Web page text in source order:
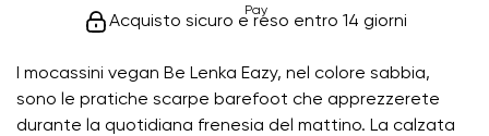
I mocassini vegan Be Lenka Eazy, nel colore sabbia,
sono le pratiche scarpe barefoot che apprezzerete
durante la quotidiana frenesia del mattino. La calzata
Acquisto sicuro e reso entro 14 giorni